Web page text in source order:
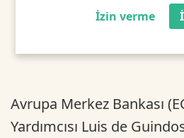
İzin verme
Avrupa Merkez Bankası
Yardımcısı Luis de